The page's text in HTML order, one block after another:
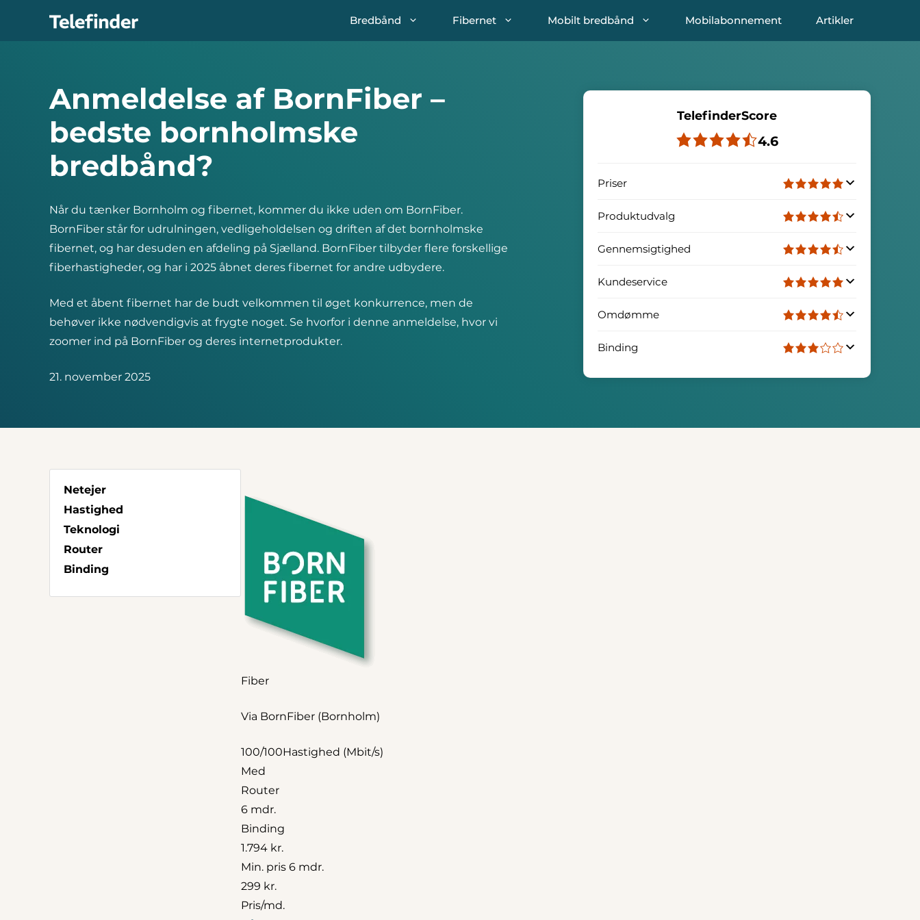
Bredbånd Fibernet Mobilt bredbånd Mobilabonnement Artikler
Anmeldelse af BornFiber –
bedste bornholmske
bredbånd?
Når du tænker Bornholm og fibernet, kommer du ikke uden om BornFiber.
BornFiber står for udrulningen, vedligeholdelsen og driften af det bornholmske
fibernet, og har desuden en afdeling på Sjælland. BornFiber tilbyder flere forskellige
fiberhastigheder, og har i 2025 åbnet deres fibernet for andre udbydere.
Med et åbent fibernet har de budt velkommen til øget konkurrence, men de
behøver ikke nødvendigvis at frygte noget. Se hvorfor i denne anmeldelse, hvor vi
zoomer ind på BornFiber og deres internetprodukter.
21. november 2025
TelefinderScore
4.6
Priser
Produktudvalg
Gennemsigtighed
Kundeservice
Omdømme
Binding
Netejer
Hastighed
Teknologi
Router
Binding
Fiber
Via BornFiber (Bornholm)
100/100Hastighed (Mbit/s)
Med
Router
6 mdr.
Binding
1.794 kr.
Min. pris 6 mdr.
299 kr.
Pris/md.